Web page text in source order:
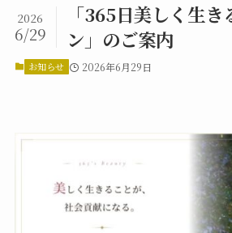
「365日美しく生
ン」のご案内
2026
6/29
お知らせ 2026年6月29日